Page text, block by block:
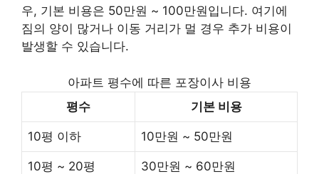
우, 기본 비용은 50만원 ~ 100만원입니다. 여기에
짐의 양이 많거나 이동 거리가 멀 경우 추가 비용이
발생할 수 있습니다.
아파트 평수에 따른 포장이사 비용
평수
기본 비용
10평 이하 10만원 ~ 50만원
10평 ~ 20평 30만원 ~ 60만원